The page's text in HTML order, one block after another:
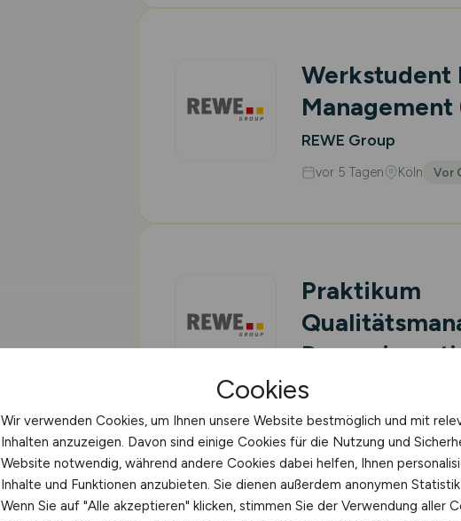
Werkstudent
Management
REWE Group
vor 5 Tagen Köln Vor
Praktikum
REWE Group
vor 5 Tagen Köln Vor
Cookies
Wir verwenden Cookies, um Ihnen unsere Website bestmöglich und mit
Inhalten anzuzeigen. Davon sind einige Cookies für die Nutzung und
Website notwendig, während andere Cookies dabei helfen, Ihnen
Inhalte und Funktionen anzubieten. Sie dienen außerdem anonymen
Wenn Sie auf "Alle akzeptieren" klicken, stimmen Sie der Verwendung aller